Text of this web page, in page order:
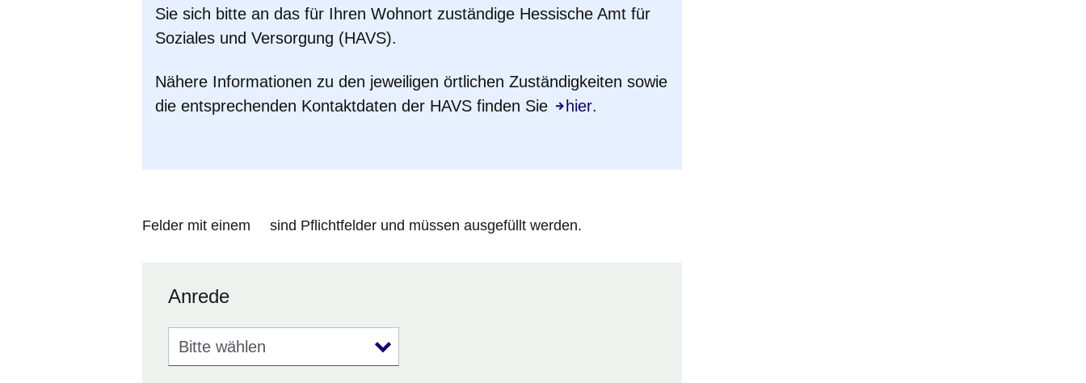
Sie sich bitte an das für Ihren Wohnort zuständige Hessische Amt für
Soziales und Versorgung (HAVS).
Nähere Informationen zu den jeweiligen örtlichen Zuständigkeiten sowie
die entsprechenden Kontaktdaten der HAVS finden Sie
hier.
Felder mit einem sind Pflichtfelder und müssen ausgefüllt werden.
Anrede
Anrede